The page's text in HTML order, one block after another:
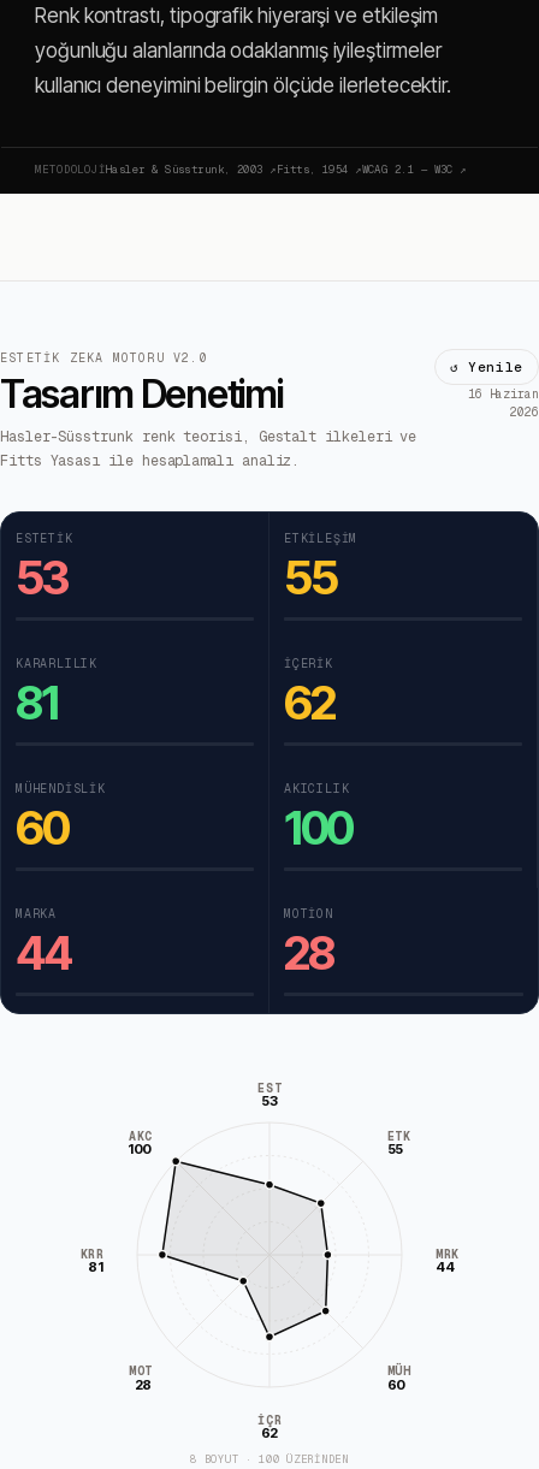
Renk kontrastı, tipografik hiyerarşi ve etkileşim
yoğunluğu alanlarında odaklanmış iyileştirmeler
kullanıcı deneyimini belirgin ölçüde ilerletecektir.
METODOLOJIHasler & Süsstrunk, 2003 ↗Fitts, 1954 ↗WCAG 2.1 — W3C ↗
ESTETIK ZEKA MOTORU V2.0
Tasarım Denetimi
Hasler-Süsstrunk renk teorisi, Gestalt ilkeleri ve
Fitts Yasası ile hesaplamalı analiz.
↺ Yenile
16 Haziran
2026
ESTETIK
53
ETKILEŞIM
55
KARARLILIK
81
İÇERIK
62
MÜHENDISLIK
60
AKICILIK
100
MARKA
44
MOTION
28
EST
53
ETK
55
MRK
44
MÜH
60
İÇR
62
MOT
28
KRR
81
AKC
100
8 BOYUT · 100 ÜZERİNDEN